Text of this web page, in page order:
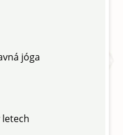
jóga
letech